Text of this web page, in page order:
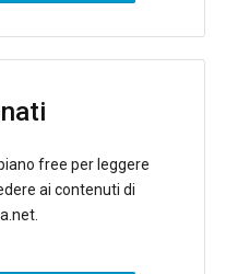
free per leggere
ai contenuti di